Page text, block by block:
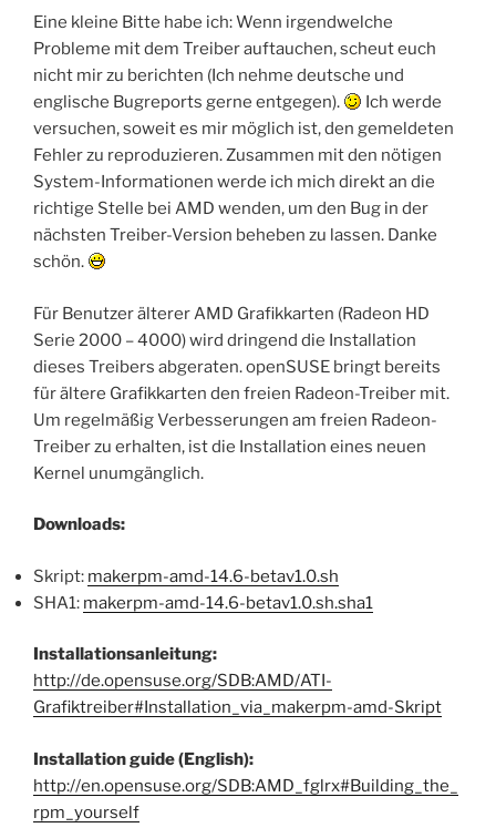
Eine kleine Bitte habe ich: Wenn irgendwelche
Probleme mit dem Treiber auftauchen, scheut euch
nicht mir zu berichten (Ich nehme deutsche und
englische Bugreports gerne entgegen).
Ich werde
versuchen, soweit es mir möglich ist, den gemeldeten
Fehler zu reproduzieren. Zusammen mit den nötigen
System-Informationen werde ich mich direkt an die
richtige Stelle bei AMD wenden, um den Bug in der
nächsten Treiber-Version beheben zu lassen. Danke
schön.
Für Benutzer älterer AMD Grafikkarten (Radeon HD
Serie 2000 – 4000) wird dringend die Installation
dieses Treibers abgeraten. openSUSE bringt bereits
für ältere Grafikkarten den freien Radeon-Treiber mit.
Um regelmäßig Verbesserungen am freien Radeon-
Treiber zu erhalten, ist die Installation eines neuen
Kernel unumgänglich.
Downloads:
Skript: makerpm-amd-14.6-betav1.0.sh
SHA1: makerpm-amd-14.6-betav1.0.sh.sha1
Installationsanleitung:
http://de.opensuse.org/SDB:AMD/ATI-
Grafiktreiber#Installation_via_makerpm-amd-Skript
Installation guide (English):
http://en.opensuse.org/SDB:AMD_fglrx#Building_the_
rpm_yourself